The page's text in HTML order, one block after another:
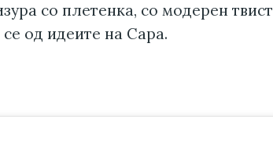
со плетенка, со модерен твист
од идеите на Сара.